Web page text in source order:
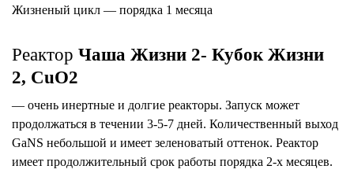
Жизненый цикл — порядка 1 месяца
Реактор Чаша Жизни 2- Кубок Жизни
2, СuO2
— очень инертные и долгие реакторы. Запуск может
продолжаться в течении 3-5-7 дней. Количественный выход
GaNS небольшой и имеет зеленоватый оттенок. Реактор
имеет продолжительный срок работы порядка 2-х месяцев.